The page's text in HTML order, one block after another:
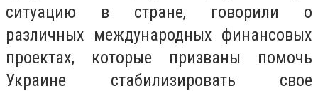
ситуацию в стране, говорили о
различных международных финансовых
проектах, которые призваны помочь
Украине стабилизировать свое